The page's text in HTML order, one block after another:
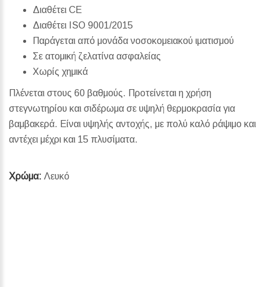
Διαθέτει CE
Διαθέτει ISO 9001/2015
Παράγεται από μονάδα νοσοκομειακού ιματισμού
Σε ατομική ζελατίνα ασφαλείας
Χωρίς χημικά
Πλένεται στους 60 βαθμούς. Προτείνεται η χρήση
στεγνωτηρίου και σιδέρωμα σε υψηλή θερμοκρασία για
βαμβακερά. Είναι υψηλής αντοχής, με πολύ καλό ράψιμο και
αντέχει μέχρι και 15 πλυσίματα.
Χρώμα: Λευκό